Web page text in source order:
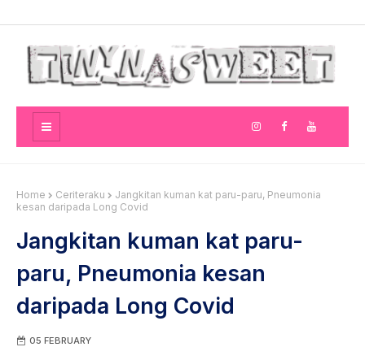
Home Ceriteraku
Jangkitan kuman kat paru-paru, Pneumonia
kesan daripada Long Covid
Jangkitan kuman kat paru-
paru, Pneumonia kesan
daripada Long Covid
05 FEBRUARY